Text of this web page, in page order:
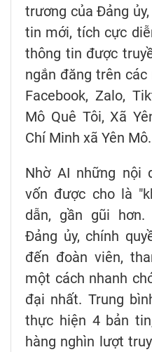
trương của Đảng
tin mới, tích cực
thông tin được
ngắn đăng trên
Facebook, Zalo,
Mô Quê Tôi, Xã
Chí Minh xã Yên
Nhờ AI những nội
vốn được cho là
dẫn, gần gũi
Đảng ủy, chính
đến đoàn viên,
một cách nhanh
đại nhất. Trung
thực hiện 4 bản
hàng nghìn lượt